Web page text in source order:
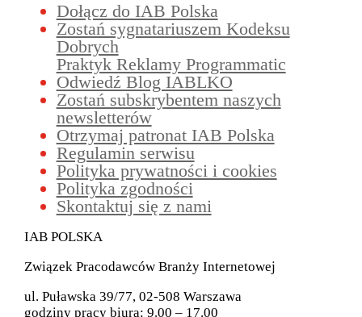
Dołącz do IAB Polska
Zostań sygnatariuszem Kodeksu
Dobrych
Praktyk Reklamy Programmatic
Odwiedź Blog IABLKO
Zostań subskrybentem naszych
newsletterów
Otrzymaj patronat IAB Polska
Regulamin serwisu
Polityka prywatności i cookies
Polityka zgodności
Skontaktuj się z nami
IAB POLSKA
Związek Pracodawców Branży Internetowej
ul. Puławska 39/77, 02-508 Warszawa
godziny pracy biura: 9.00 – 17.00